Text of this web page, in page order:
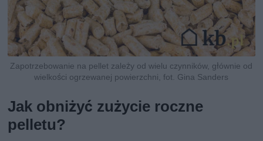
Zapotrzebowanie na pellet zależy od wielu czynników, głównie od
wielkości ogrzewanej powierzchni, fot. Gina Sanders
Jak obniżyć zużycie roczne
pelletu?